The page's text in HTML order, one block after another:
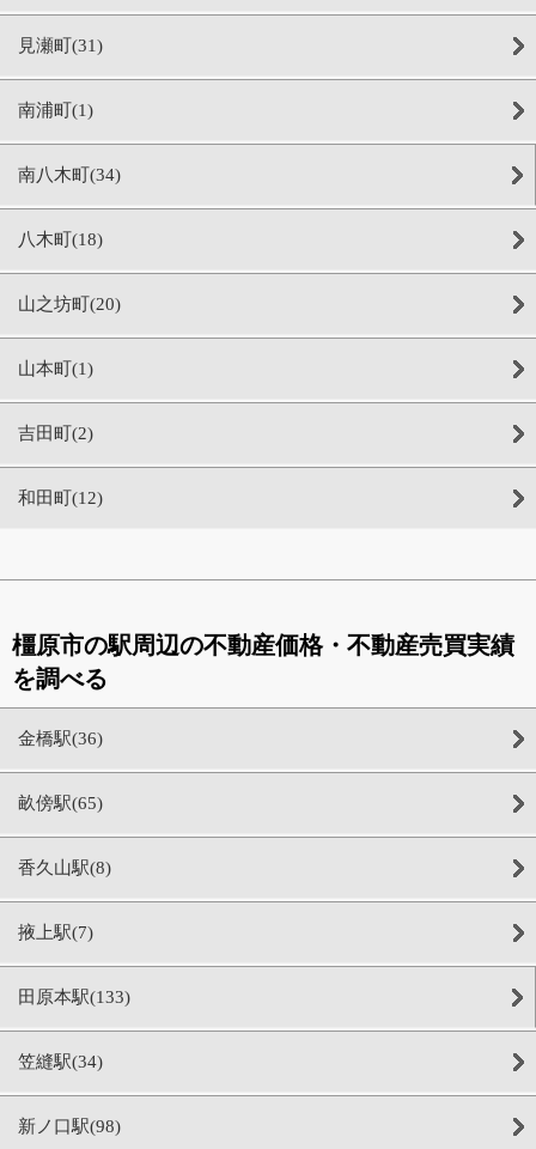
見瀬町(31)
南浦町(1)
南八木町(34)
八木町(18)
山之坊町(20)
山本町(1)
吉田町(2)
和田町(12)
橿原市の駅周辺の不動産価格・不動産売買実績
を調べる
金橋駅(36)
畝傍駅(65)
香久山駅(8)
掖上駅(7)
田原本駅(133)
笠縫駅(34)
新ノ口駅(98)